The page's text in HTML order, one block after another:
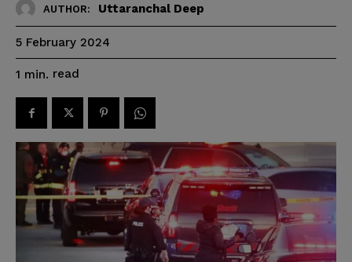
AUTHOR: Uttaranchal Deep
5 February 2024
1 min. read